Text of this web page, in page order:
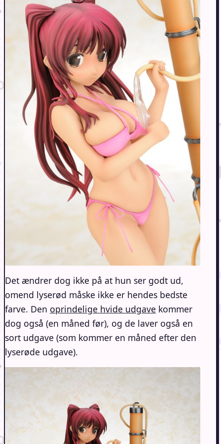
Det ændrer dog ikke på at hun ser godt ud,
omend lyserød måske ikke er hendes bedste
farve. Den oprindelige hvide udgave kommer
dog også (en måned før), og de laver også en
sort udgave (som kommer en måned efter den
lyserøde udgave).